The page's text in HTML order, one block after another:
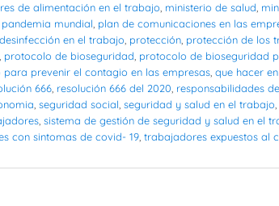
de alimentación en el trabajo, ministerio de salud,
pandemia mundial, plan de comunicaciones en las
en el trabajo, protección, protección de los
, protocolo de bioseguridad, protocolo de bioseguridad
prevenir el contagio en las empresas, que hacer
666, resolución 666 del 2020, responsabilidades
, seguridad social, seguridad y salud en el trabajo,
, sistema de gestión de seguridad y salud en el
con sintomas de covid- 19, trabajadores expuestos al